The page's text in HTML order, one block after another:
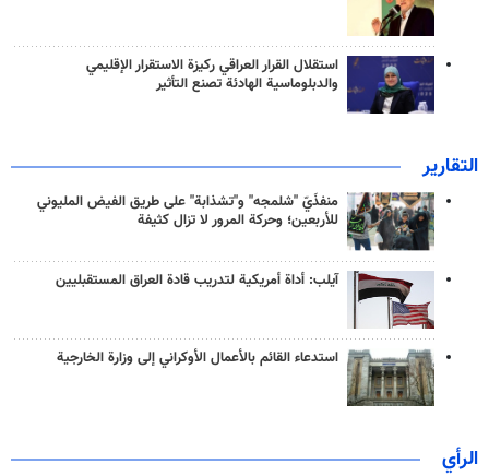
استقلال القرار العراقي ركيزة الاستقرار الإقليمي
والدبلوماسية الهادئة تصنع التأثير
التقارير
منفذَيّ "شلمجه" و"تشذابة" على طريق الفيض المليوني
للأربعين؛ وحركة المرور لا تزال كثيفة
آيلب: أداة أمريكية لتدريب قادة العراق المستقبليين
استدعاء القائم بالأعمال الأوكراني إلى وزارة الخارجية
الرأي